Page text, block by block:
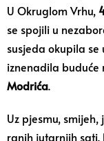
U Okruglom Vrhu,
se spojili u
susjeda okupila
iznenadila buduće
Modrića.
Uz pjesmu,
ranih jutarnjih